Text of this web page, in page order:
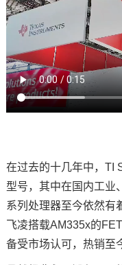
在过去的十几年中，TI
型号，其中在国内工业、
系列处理器至今依然有
飞凌搭载AM335x的
备受市场认可，热销至